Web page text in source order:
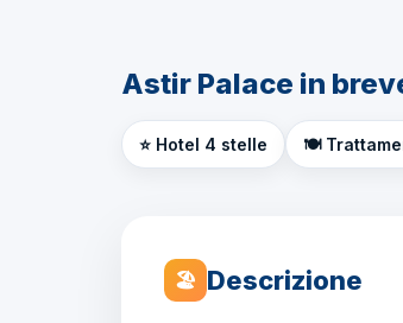
Astir Palace in
⭐ Hotel 4 stelle 🍽️
🏖 Descrizione